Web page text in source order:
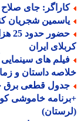
جای صلاح در
شجریان کنار
حضور
ایران
داستان و زمان
خاموشی